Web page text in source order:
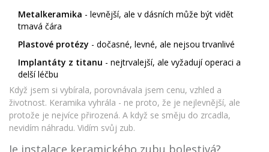
Metalkeramika - levnější, ale v dásních může být vidět
tmavá čára
Plastové protézy - dočasné, levné, ale nejsou trvanlivé
Implantáty z titanu - nejtrvalejší, ale vyžadují operaci a
delší léčbu
Když jsem si vybírala, porovnávala jsem cenu, vzhled a
životnost. Keramika vyhrála - ne proto, že je nejlevnější, ale
protože je nejvíce přirozená. A když se směju do zrcadla,
nevidím náhradu. Vidím svůj zub.